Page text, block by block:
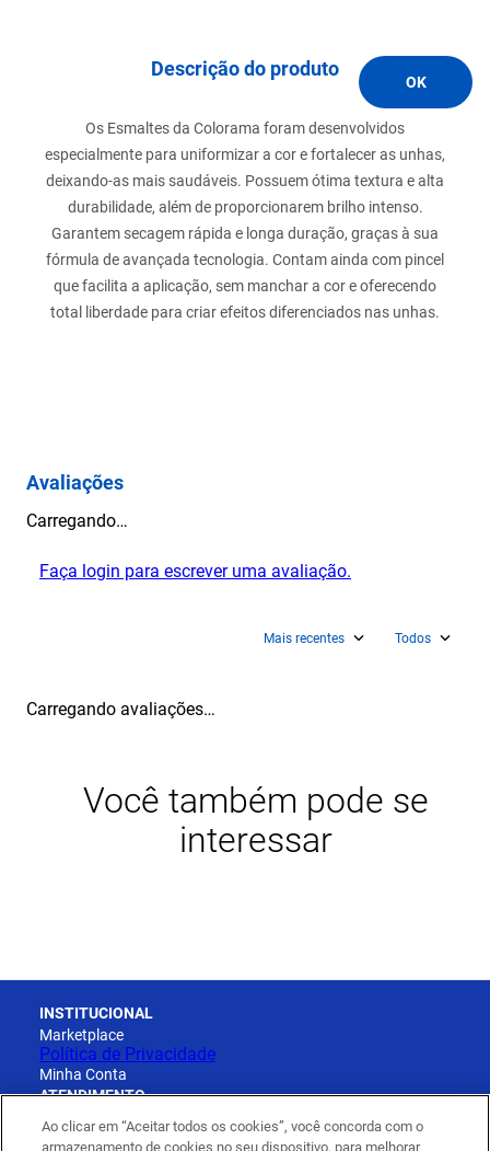
Descrição do produto
Os Esmaltes da Colorama foram desenvolvidos
especialmente para uniformizar a cor e fortalecer as unhas,
deixando-as mais saudáveis. Possuem ótima textura e alta
durabilidade, além de proporcionarem brilho intenso.
Garantem secagem rápida e longa duração, graças à sua
fórmula de avançada tecnologia. Contam ainda com pincel
que facilita a aplicação, sem manchar a cor e oferecendo
total liberdade para criar efeitos diferenciados nas unhas.
Avaliações
Carregando…
Faça login para escrever uma avaliação.
Mais recentes Todos
Carregando avaliações…
Você também pode se
interessar
INSTITUCIONAL
Marketplace
Política de Privacidade
Minha Conta
ATENDIMENTO
Cadastro
Pedidos
Ao clicar em “Aceitar todos os cookies”, você concorda com o
armazenamento de cookies no seu dispositivo, para melhorar